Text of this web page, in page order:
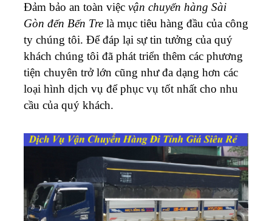
Đảm bảo an toàn việc vận chuyển hàng Sài
Gòn đến Bến Tre là mục tiêu hàng đầu của công
ty chúng tôi. Để đáp lại sự tin tưởng của quý
khách chúng tôi đã phát triển thêm các phương
tiện chuyên trở lớn cũng như đa dạng hơn các
loại hình dịch vụ để phục vụ tốt nhất cho nhu
cầu của quý khách.